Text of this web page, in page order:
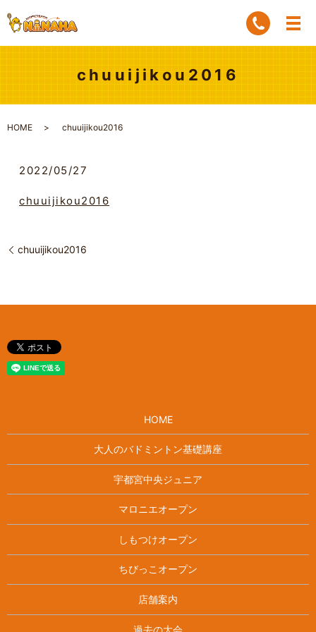
chuuijikou2016
HOME chuuijikou2016
2022/05/27
chuuijikou2016
chuuijikou2016
HOME
大人のバドミントン基礎講座
宇都宮中央ジュニア
マロニエオープン
しもつけオープン
ちびっこオープン
店舗案内
過去の大会